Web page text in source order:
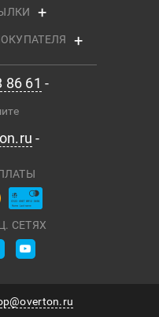
86 61
СЕТЯХ